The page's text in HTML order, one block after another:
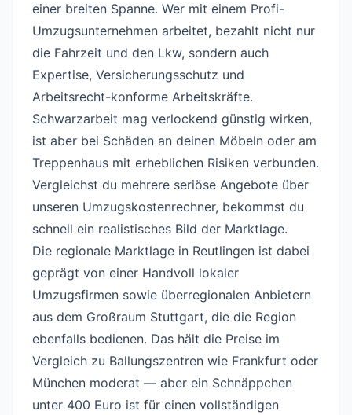
einer breiten Spanne. Wer mit einem Profi-
Umzugsunternehmen arbeitet, bezahlt nicht nur
die Fahrzeit und den Lkw, sondern auch
Expertise, Versicherungsschutz und
Arbeitsrecht-konforme Arbeitskräfte.
Schwarzarbeit mag verlockend günstig wirken,
ist aber bei Schäden an deinen Möbeln oder am
Treppenhaus mit erheblichen Risiken verbunden.
Vergleichst du mehrere seriöse Angebote über
unseren Umzugskostenrechner, bekommst du
schnell ein realistisches Bild der Marktlage.
Die regionale Marktlage in Reutlingen ist dabei
geprägt von einer Handvoll lokaler
Umzugsfirmen sowie überregionalen Anbietern
aus dem Großraum Stuttgart, die die Region
ebenfalls bedienen. Das hält die Preise im
Vergleich zu Ballungszentren wie Frankfurt oder
München moderat — aber ein Schnäppchen
unter 400 Euro ist für einen vollständigen